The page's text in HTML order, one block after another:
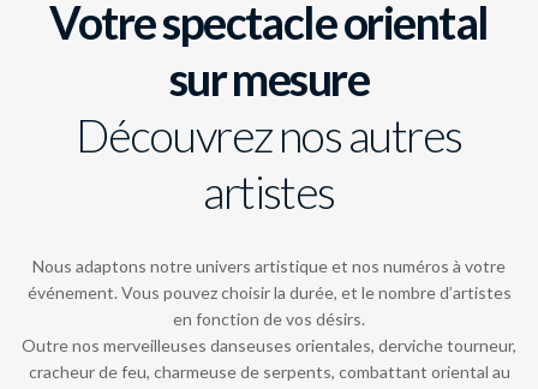
Votre spectacle oriental
sur mesure
Découvrez nos autres
artistes
Nous adaptons notre univers artistique et nos numéros à votre
événement. Vous pouvez choisir la durée, et le nombre d’artistes
en fonction de vos désirs.
Outre nos merveilleuses danseuses orientales, derviche tourneur,
cracheur de feu, charmeuse de serpents, combattant oriental au